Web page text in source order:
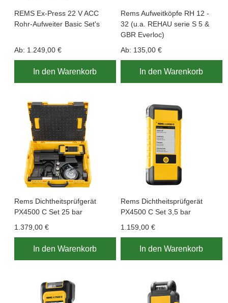
REMS Ex-Press 22 V ACC
Rohr-Aufweiter Basic Set's
Ab: 1.249,00 €
In den Warenkorb
Rems Aufweitköpfe RH 12 -
32 (u.a. REHAU serie S 5 &
GBR Everloc)
Ab: 135,00 €
In den Warenkorb
Rems Dichtheitsprüfgerät
PX4500 C Set 25 bar
1.379,00 €
In den Warenkorb
Rems Dichtheitsprüfgerät
PX4500 C Set 3,5 bar
1.159,00 €
In den Warenkorb